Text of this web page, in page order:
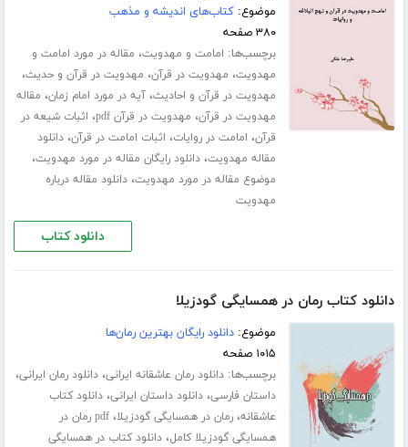
موضوع:کتاب‌های اندیشه و مذهب
۳۸۰ صفحه
برچسب‌ها: امامت و مهدویت، مقاله در مورد امامت و
مهدویت، مهدویت در قرآن، مهدویت در قرآن و حدیث،
مهدویت در قرآن و احادیث،آیه در مورد امام زمان، مقاله
مهدویت در قرآن، مهدویت در قرآن pdf ، اثبات شیعه در
قرآن، امامت در روایات، اثبات امامت در قرآن،دانلود
مقاله مهدویت،دانلود رایگان مقاله در مورد مهدویت،
موضوع مقاله در مورد مهدویت،دانلود مقاله درباره
مهدویت
دانلود کتاب
دانلود کتاب رمان در همسایگی گودزیلا
موضوع:دانلود رایگان بهترین رمان‌ها
۱۰۱۵ صفحه
برچسب‌ها:دانلود رمان عاشقانه ایرانی،دانلود رمان ایرانی،
داستان فارسی،دانلود داستان ایرانی،دانلود کتاب
عاشقانه،رمان در همسایگی گودزیلا،
pdf رمان در
همسایگی گودزیلا کامل،دانلود کتاب در همسایگی